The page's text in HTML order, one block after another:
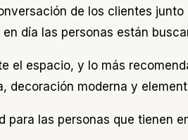
de los clientes
día las personas están
el espacio, y lo más
decoración moderna y
las personas que tienen